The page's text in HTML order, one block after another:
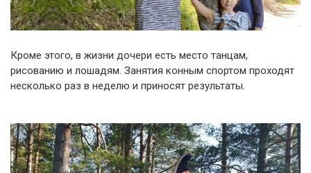
Кроме этого, в жизни дочери есть место танцам,
рисованию и лошадям. Занятия конным спортом проходят
несколько раз в неделю и приносят результаты.